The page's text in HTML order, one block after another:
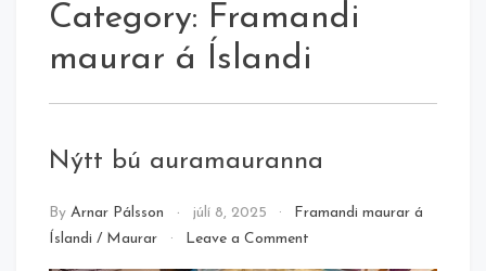
Category: Framandi
maurar á Íslandi
Nýtt bú auramauranna
By Arnar Pálsson júlí 8, 2025
Framandi maurar á
Íslandi / Maurar Leave a Commenton